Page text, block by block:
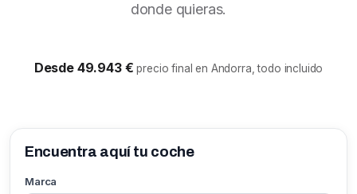
donde quieras.
Desde 49.943 €precio final en Andorra, todo incluido
Encuentra aquí tu coche
Marca